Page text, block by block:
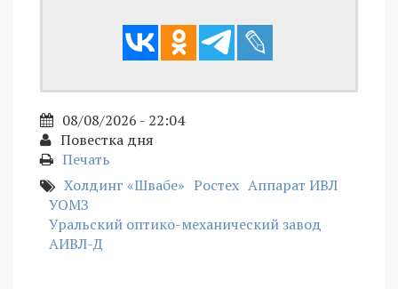
08/08/2026 - 22:04
Повестка дня
Печать
Холдинг «Швабе» Ростех Аппарат ИВЛ
УОМЗ
Уральский оптико-механический завод
АИВЛ-Д